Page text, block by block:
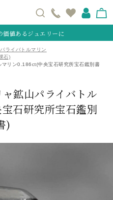
値あるジュエリーに
ライバトルマリン
石)
マリン0.186ct(中央宝石研究所宝石鑑別書
鉱山パライバトル
石研究所宝石鑑別
)